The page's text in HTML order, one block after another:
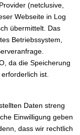
(netclusive,
Webseite in Log
übermittelt. Das
Betriebssystem,
da die Speicherung
ist.
Daten streng
Einwilligung geben
dass wir rechtlich